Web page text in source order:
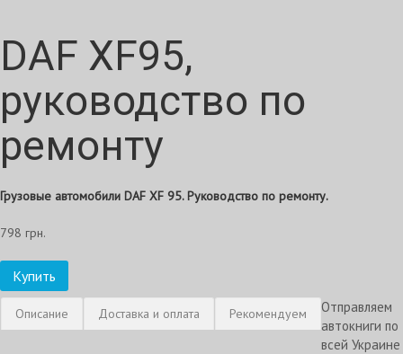
DAF XF95,
руководство по
ремонту
Грузовые автомобили DAF XF 95. Руководство по ремонту.
798 грн.
Купить
Описание Доставка и оплата Рекомендуем
Отправляем
автокниги по
всей Украине